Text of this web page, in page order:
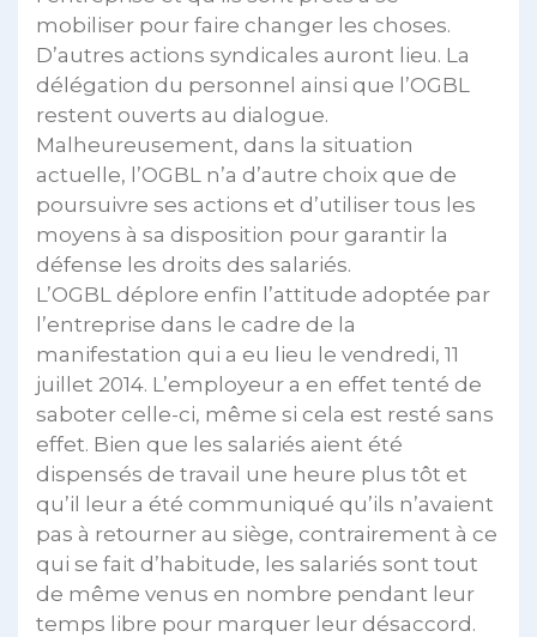
mobiliser pour faire changer les choses.
D’autres actions syndicales auront lieu. La
délégation du personnel ainsi que l’OGBL
restent ouverts au dialogue.
Malheureusement, dans la situation
actuelle, l’OGBL n’a d’autre choix que de
poursuivre ses actions et d’utiliser tous les
moyens à sa disposition pour garantir la
défense les droits des salariés.
L’OGBL déplore enfin l’attitude adoptée par
l’entreprise dans le cadre de la
manifestation qui a eu lieu le vendredi, 11
juillet 2014. L’employeur a en effet tenté de
saboter celle-ci, même si cela est resté sans
effet. Bien que les salariés aient été
dispensés de travail une heure plus tôt et
qu’il leur a été communiqué qu’ils n’avaient
pas à retourner au siège, contrairement à ce
qui se fait d’habitude, les salariés sont tout
de même venus en nombre pendant leur
temps libre pour marquer leur désaccord.